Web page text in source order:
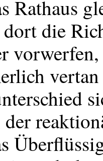
Rathaus
dort die
der